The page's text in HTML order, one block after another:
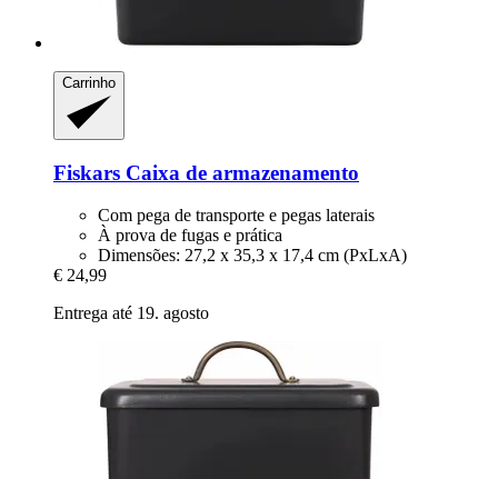
Carrinho
Fiskars Caixa de armazenamento
Com pega de transporte e pegas laterais
À prova de fugas e prática
Dimensões: 27,2 x 35,3 x 17,4 cm (PxLxA)
€ 24,99
Entrega até 19. agosto